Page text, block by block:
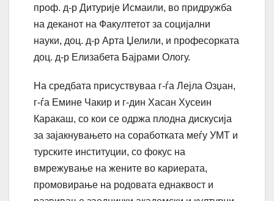
проф. д-р Дитурије Исмаили, во придружба
на деканот на Факултетот за социјални
науки, доц. д-р Арта Џелили, и професорката
доц. д-р Елизабета Бајрами Ологу.
На средбата присуствуваа г-ѓа Лејла Озџан,
г-ѓа Емине Чакир и г-дин Хасан Хусеин
Каракаш, со кои се одржа плодна дискусија
за зајакнувањето на соработката меѓу УМТ и
турските институции, со фокус на
вмрежување на жените во кариерата,
промовирање на родовата еднаквост и